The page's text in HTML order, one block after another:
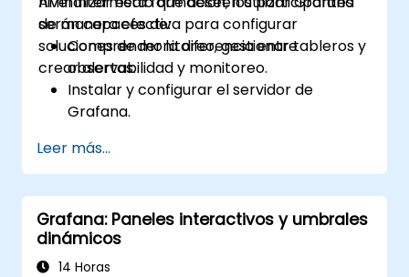
de manera efectiva para configurar
soluciones de monitoreo, gestionar tableros y
crear alertas.
serán capaces de:
Comprender la diferencia entre
observabilidad y monitoreo.
Instalar y configurar el servidor de
Grafana.
de datos como Prometheus, InfluxDB y
ElasticSearch.
Crear, gestionar y personalizar tableros y
gráficos.
Utilizar variables y consultas para crear
tableros dinámicos.
Leer más...
Grafana: Paneles interactivos y umbrales
dinámicos
14 Horas